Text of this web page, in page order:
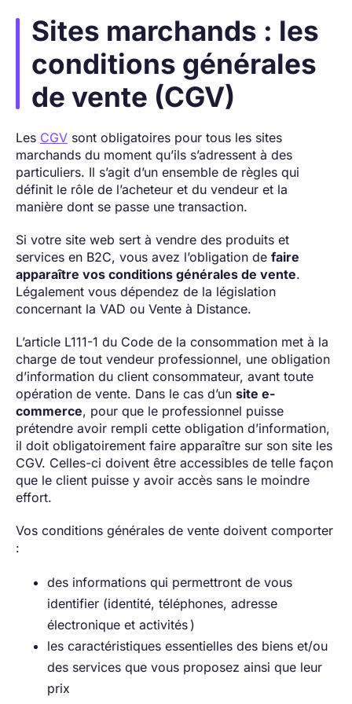
Sites marchands : les
conditions générales
de vente (CGV)
Les CGV sont obligatoires pour tous les sites
marchands du moment qu’ils s’adressent à des
particuliers. Il s’agit d’un ensemble de règles qui
définit le rôle de l’acheteur et du vendeur et la
manière dont se passe une transaction.
Si votre site web sert à vendre des produits et
services en B2C, vous avez l’obligation de faire
apparaître vos conditions générales de vente.
Légalement vous dépendez de la législation
concernant la VAD ou Vente à Distance.
L’article L111-1 du Code de la consommation met à la
charge de tout vendeur professionnel, une obligation
d’information du client consommateur, avant toute
opération de vente. Dans le cas d’un site e-
commerce, pour que le professionnel puisse
prétendre avoir rempli cette obligation d’information,
il doit obligatoirement faire apparaître sur son site les
CGV. Celles-ci doivent être accessibles de telle façon
que le client puisse y avoir accès sans le moindre
effort.
Vos conditions générales de vente doivent comporter
:
des informations qui permettront de vous
identifier (identité, téléphones, adresse
électronique et activités )
les caractéristiques essentielles des biens et/ou
des services que vous proposez ainsi que leur
prix